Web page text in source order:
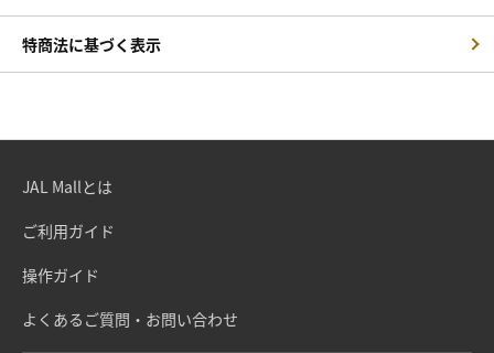
特商法に基づく表示
JAL Mallとは
ご利用ガイド
操作ガイド
よくあるご質問・お問い合わせ